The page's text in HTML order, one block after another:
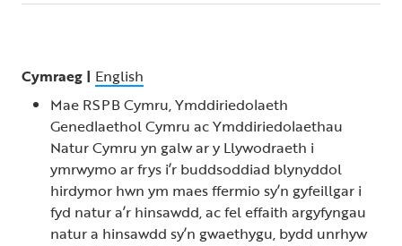
Cymraeg | English
Mae RSPB Cymru, Ymddiriedolaeth
Genedlaethol Cymru ac Ymddiriedolaethau
Natur Cymru yn galw ar y Llywodraeth i
ymrwymo ar frys i’r buddsoddiad blynyddol
hirdymor hwn ym maes ffermio sy’n gyfeillgar i
fyd natur a’r hinsawdd, ac fel effaith argyfyngau
natur a hinsawdd sy’n gwaethygu, bydd unrhyw